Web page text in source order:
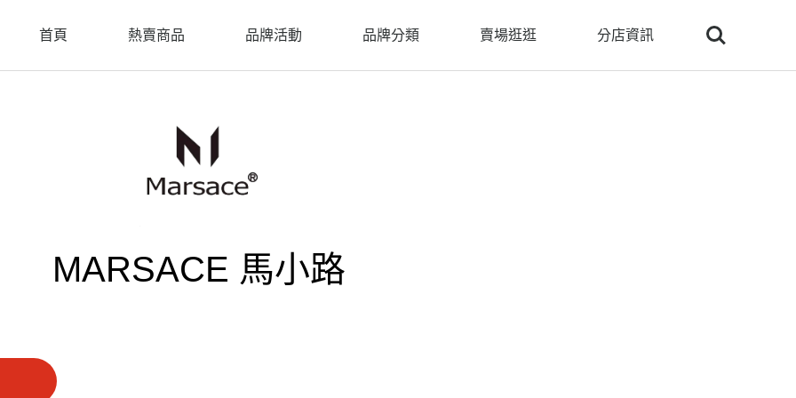
首頁 熱賣商品 品牌活動 品牌分類 賣場逛逛 分店資訊
Search
MARSACE 馬小路